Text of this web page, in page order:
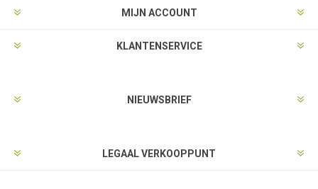
MIJN ACCOUNT
KLANTENSERVICE
NIEUWSBRIEF
LEGAAL VERKOOPPUNT